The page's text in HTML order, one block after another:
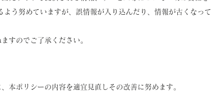
う努めていますが、誤情報が入り込んだり、情報が古くなって
すのでご了承ください。
本ポリシーの内容を適宜見直しその改善に努めます。